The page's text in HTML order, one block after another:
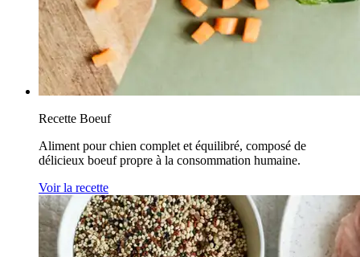
Recette Boeuf
Aliment pour chien complet et équilibré, composé de
délicieux boeuf propre à la consommation humaine.
Voir la recette